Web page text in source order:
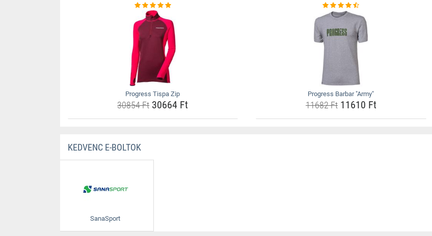
Progress Tispa Zip
30854 Ft30664 Ft
Progress Barbar "Army"
11682 Ft11610 Ft
KEDVENC E-BOLTOK
SanaSport